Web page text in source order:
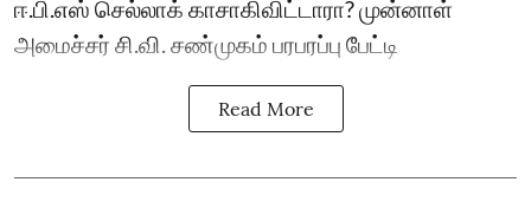
ஈ.பி.எஸ் செல்லாக் காசாகிவிட்டாரா? முன்னாள்
அமைச்சர் சி.வி. சண்முகம் பரபரப்பு பேட்டி
Read More